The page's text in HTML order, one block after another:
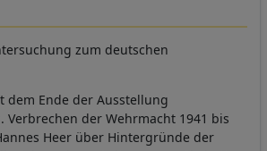
zum deutschen
dem Ende der Ausstellung
Verbrechen der Wehrmacht 1941 bis
Heer über Hintergründe der